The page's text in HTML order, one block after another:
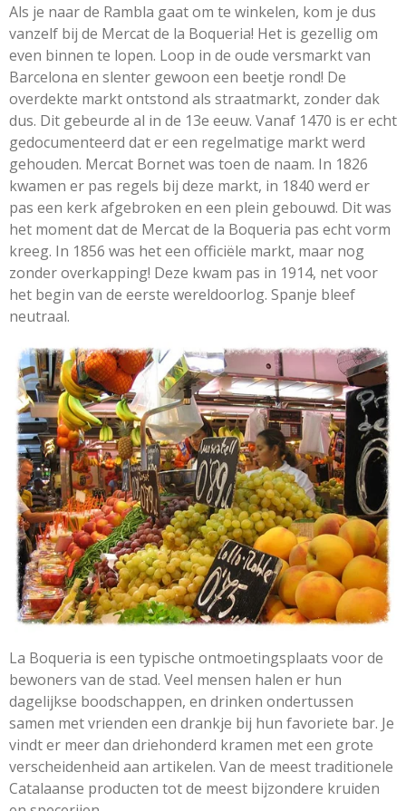
Als je naar de Rambla gaat om te winkelen, kom je dus
vanzelf bij de Mercat de la Boqueria! Het is gezellig om
even binnen te lopen. Loop in de oude versmarkt van
Barcelona en slenter gewoon een beetje rond! De
overdekte markt ontstond als straatmarkt, zonder dak
dus. Dit gebeurde al in de 13e eeuw. Vanaf 1470 is er echt
gedocumenteerd dat er een regelmatige markt werd
gehouden. Mercat Bornet was toen de naam. In 1826
kwamen er pas regels bij deze markt, in 1840 werd er
pas een kerk afgebroken en een plein gebouwd. Dit was
het moment dat de Mercat de la Boqueria pas echt vorm
kreeg. In 1856 was het een officiële markt, maar nog
zonder overkapping! Deze kwam pas in 1914, net voor
het begin van de eerste wereldoorlog. Spanje bleef
neutraal.
La Boqueria is een typische ontmoetingsplaats voor de
bewoners van de stad. Veel mensen halen er hun
dagelijkse boodschappen, en drinken ondertussen
samen met vrienden een drankje bij hun favoriete bar. Je
vindt er meer dan driehonderd kramen met een grote
verscheidenheid aan artikelen. Van de meest traditionele
Catalaanse producten tot de meest bijzondere kruiden